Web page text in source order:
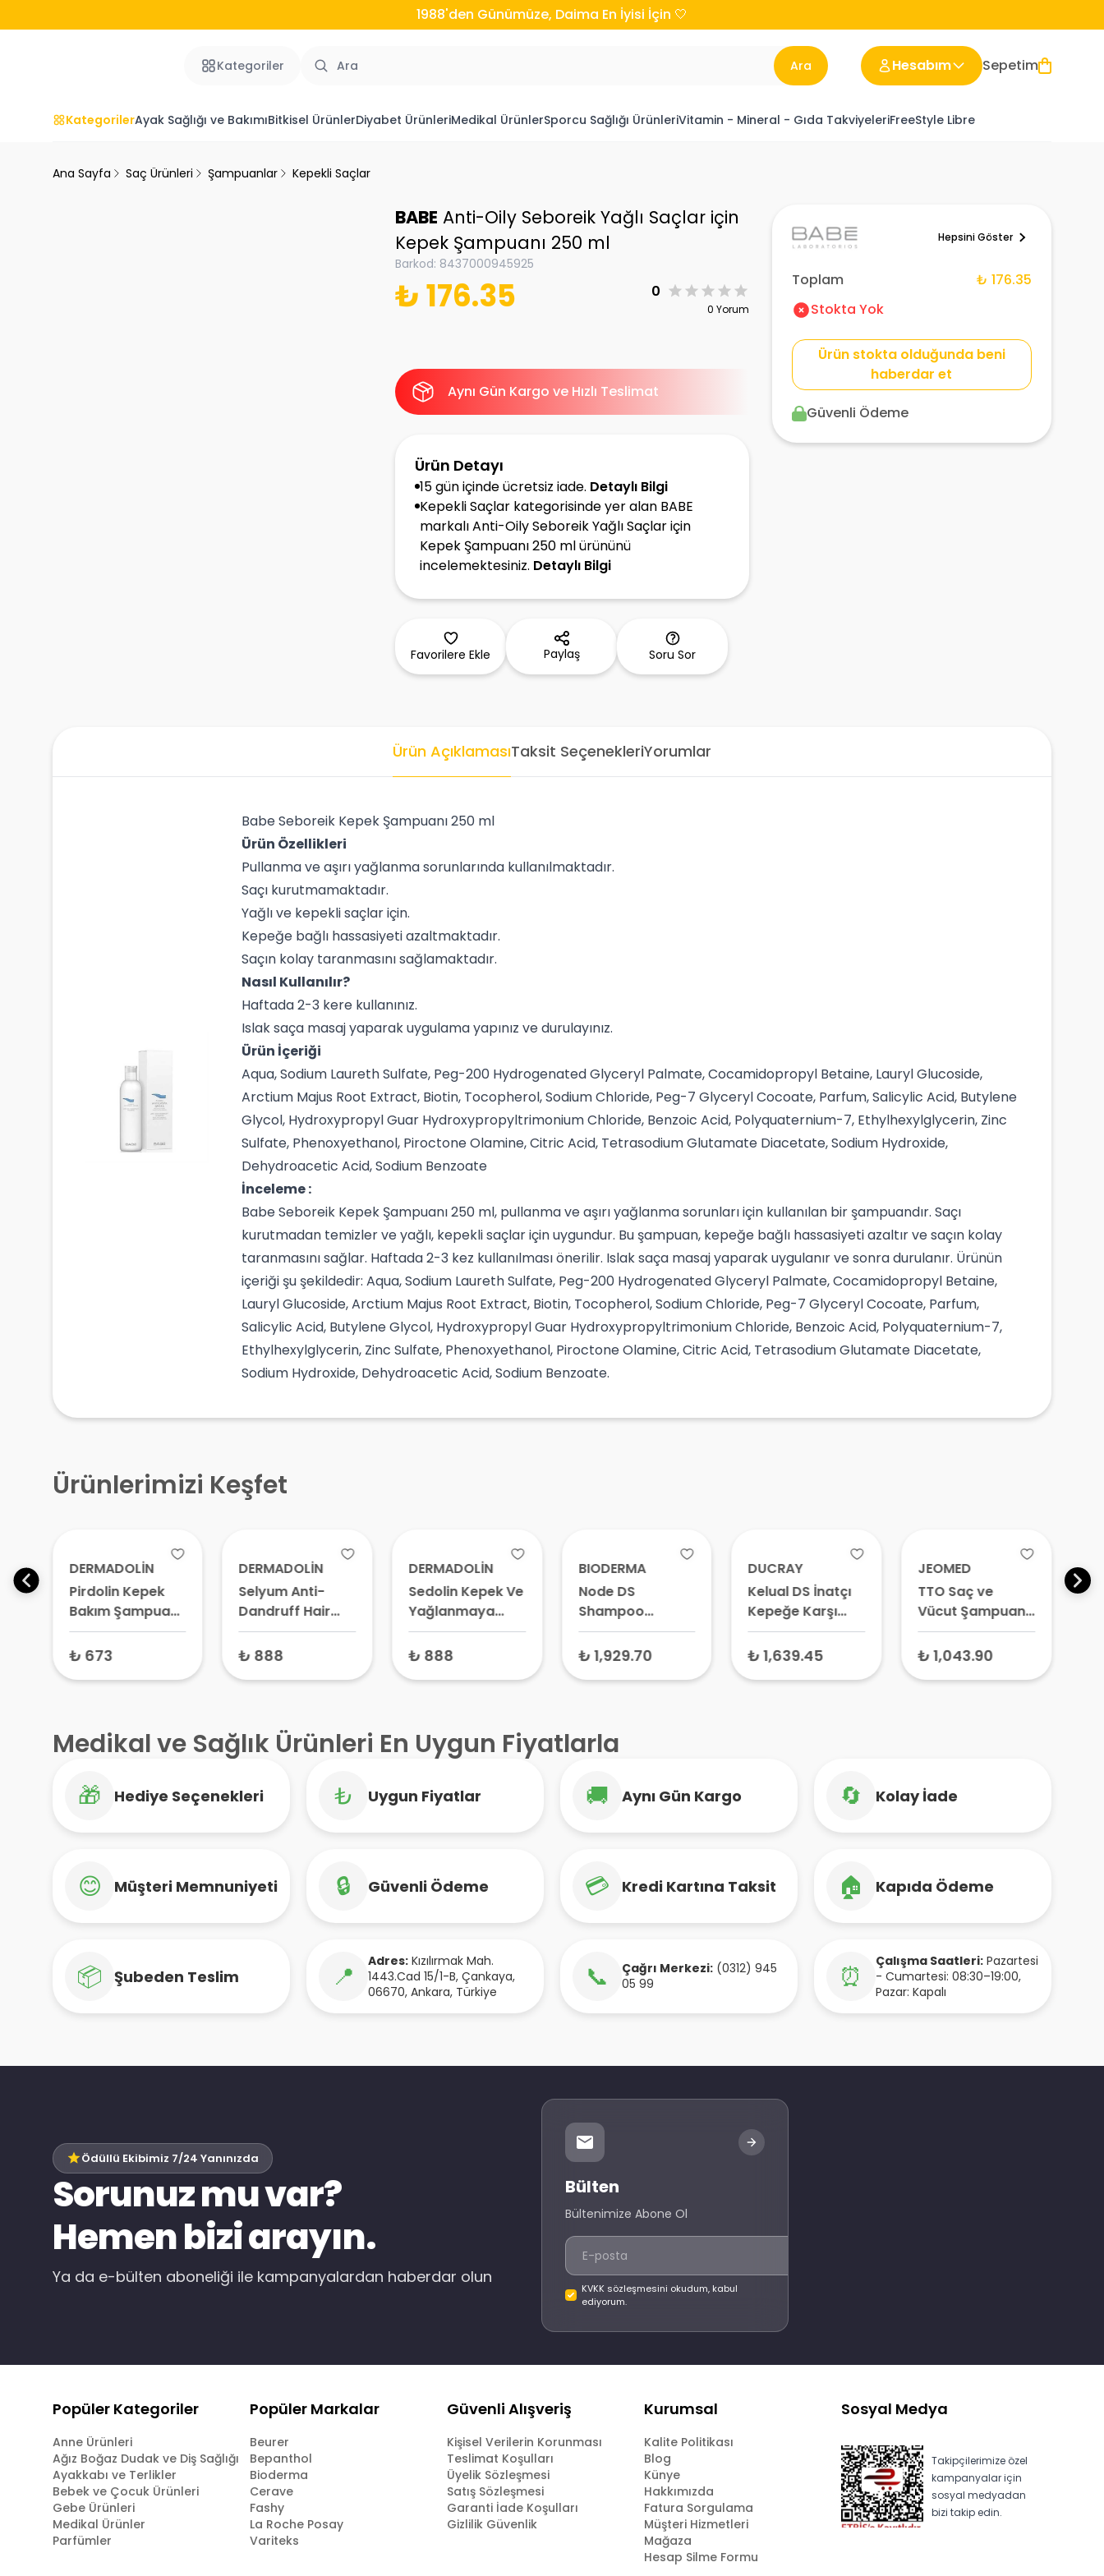
1988'den Günümüze, Daima En İyisi İçin 🤍
Kategoriler Ara Hesabım Sepetim
KategorilerAyak Sağlığı ve BakımıBitkisel ÜrünlerDiyabet ÜrünleriMedikal ÜrünlerSporcu Sağlığı ÜrünleriVitamin - Mineral - Gıda TakviyeleriFreeStyle Libre
Ana Sayfa Saç Ürünleri Şampuanlar Kepekli Saçlar
BABE Anti-Oily Seboreik Yağlı Saçlar için
Kepek Şampuanı 250 ml
Barkod: 8437000945925
₺ 176.35 0
0 Yorum
Aynı Gün Kargo ve Hızlı Teslimat
Ürün Detayı
15 gün içinde ücretsiz iade. Detaylı Bilgi
Kepekli Saçlar kategorisinde yer alan BABE
markalı Anti-Oily Seboreik Yağlı Saçlar için
Kepek Şampuanı 250 ml ürününü
incelemektesiniz. Detaylı Bilgi
Favorilere Ekle Paylaş Soru Sor
Hepsini Göster
Toplam
₺ 176.35
Stokta Yok
Ürün stokta olduğunda beni
haberdar et
Güvenli Ödeme
Ürün AçıklamasıTaksit SeçenekleriYorumlar
Babe Seboreik Kepek Şampuanı 250 ml
Ürün Özellikleri
Pullanma ve aşırı yağlanma sorunlarında kullanılmaktadır.
Saçı kurutmamaktadır.
Yağlı ve kepekli saçlar için.
Kepeğe bağlı hassasiyeti azaltmaktadır.
Saçın kolay taranmasını sağlamaktadır.
Nasıl Kullanılır?
Haftada 2-3 kere kullanınız.
Islak saça masaj yaparak uygulama yapınız ve durulayınız.
Ürün İçeriği
Aqua, Sodium Laureth Sulfate, Peg-200 Hydrogenated Glyceryl Palmate, Cocamidopropyl Betaine, Lauryl Glucoside,
Arctium Majus Root Extract, Biotin, Tocopherol, Sodium Chloride, Peg-7 Glyceryl Cocoate, Parfum, Salicylic Acid, Butylene
Glycol, Hydroxypropyl Guar Hydroxypropyltrimonium Chloride, Benzoic Acid, Polyquaternium-7, Ethylhexylglycerin, Zinc
Sulfate, Phenoxyethanol, Piroctone Olamine, Citric Acid, Tetrasodium Glutamate Diacetate, Sodium Hydroxide,
Dehydroacetic Acid, Sodium Benzoate
İnceleme :
Babe Seboreik Kepek Şampuanı 250 ml, pullanma ve aşırı yağlanma sorunları için kullanılan bir şampuandır. Saçı
kurutmadan temizler ve yağlı, kepekli saçlar için uygundur. Bu şampuan, kepeğe bağlı hassasiyeti azaltır ve saçın kolay
taranmasını sağlar. Haftada 2-3 kez kullanılması önerilir. Islak saça masaj yaparak uygulanır ve sonra durulanır. Ürünün
içeriği şu şekildedir: Aqua, Sodium Laureth Sulfate, Peg-200 Hydrogenated Glyceryl Palmate, Cocamidopropyl Betaine,
Lauryl Glucoside, Arctium Majus Root Extract, Biotin, Tocopherol, Sodium Chloride, Peg-7 Glyceryl Cocoate, Parfum,
Salicylic Acid, Butylene Glycol, Hydroxypropyl Guar Hydroxypropyltrimonium Chloride, Benzoic Acid, Polyquaternium-7,
Ethylhexylglycerin, Zinc Sulfate, Phenoxyethanol, Piroctone Olamine, Citric Acid, Tetrasodium Glutamate Diacetate,
Sodium Hydroxide, Dehydroacetic Acid, Sodium Benzoate.
Ürünlerimizi Keşfet
DERMADOLİN
Pirdolin Kepek
Bakım Şampuanı
150 ml
₺ 673
DERMADOLİN
Selyum Anti-
Dandruff Hair
Care Shampoo
Kepek Karşıtı
₺ 888
DERMADOLİN
Sedolin Kepek Ve
Yağlanmaya
Karşı Saç Bakım
Şampuanı 300
₺ 888
BIODERMA
Node DS
Shampoo
Kepekli Saçlar
İçin Şampuan 125
₺ 1,929.70
DUCRAY
Kelual DS İnatçı
Kepeğe Karşı
Şampuan 100 ml
₺ 1,639.45
JEOMED
TTO Saç ve
Vücut Şampuanı
Çay Ağacı Yağlı
400 ml
₺ 1,043.90
Medikal ve Sağlık Ürünleri En Uygun Fiyatlarla
🎁 Hediye Seçenekleri ₺ Uygun Fiyatlar 🚚 Aynı Gün Kargo 🔄 Kolay İade
😊 Müşteri Memnuniyeti 🔒 Güvenli Ödeme 💳 Kredi Kartına Taksit 🏠 Kapıda Ödeme
📦 Şubeden Teslim 📍 Adres: Kızılırmak Mah.
1443.Cad 15/1-B, Çankaya,
06670, Ankara, Türkiye 📞 Çağrı Merkezi: (0312) 945
05 99
⏰ Çalışma Saatleri: Pazartesi
- Cumartesi: 08:30–19:00,
Pazar: Kapalı
Ödüllü Ekibimiz 7/24 Yanınızda
Sorunuz mu var?
Hemen bizi arayın.
Ya da e-bülten aboneliği ile kampanyalardan haberdar olun
Bülten
Bültenimize Abone Ol
KVKK sözleşmesini okudum, kabul
ediyorum.
Popüler Kategoriler
Anne Ürünleri
Ağız Boğaz Dudak ve Diş Sağlığı
Ayakkabı ve Terlikler
Bebek ve Çocuk Ürünleri
Gebe Ürünleri
Medikal Ürünler
Parfümler
Popüler Markalar
Beurer
Bepanthol
Bioderma
Cerave
Fashy
La Roche Posay
Variteks
Güvenli Alışveriş
Kişisel Verilerin Korunması
Teslimat Koşulları
Üyelik Sözleşmesi
Satış Sözleşmesi
Garanti İade Koşulları
Gizlilik Güvenlik
Kurumsal
Kalite Politikası
Blog
Künye
Hakkımızda
Fatura Sorgulama
Müşteri Hizmetleri
Mağaza
Hesap Silme Formu
Sosyal Medya
Takipçilerimize özel
kampanyalar için
sosyal medyadan
bizi takip edin.